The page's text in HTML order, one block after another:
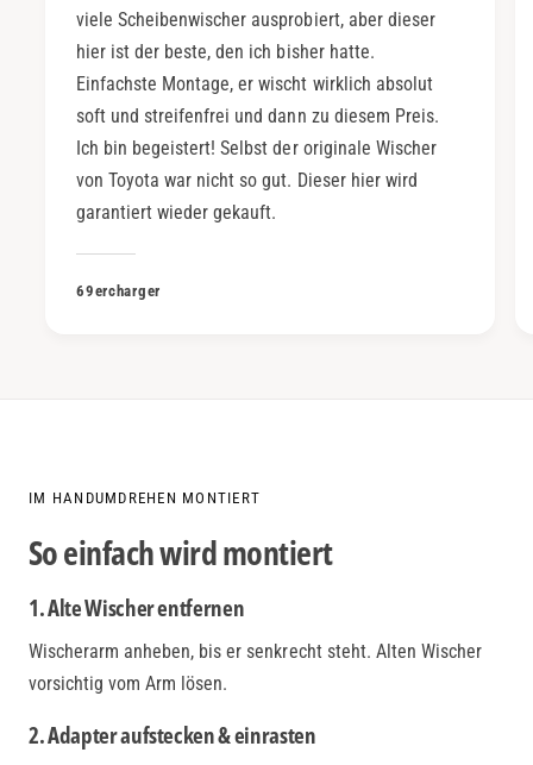
viele Scheibenwischer ausprobiert, aber dieser
hier ist der beste, den ich bisher hatte.
Einfachste Montage, er wischt wirklich absolut
soft und streifenfrei und dann zu diesem Preis.
Ich bin begeistert! Selbst der originale Wischer
von Toyota war nicht so gut. Dieser hier wird
garantiert wieder gekauft.
69ercharger
IM HANDUMDREHEN MONTIERT
So einfach wird montiert
1. Alte Wischer entfernen
Wischerarm anheben, bis er senkrecht steht. Alten Wischer
vorsichtig vom Arm lösen.
2. Adapter aufstecken & einrasten